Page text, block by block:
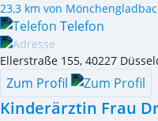
23,3 km von
Telefon
Ellerstraße 155, 40227
Zum Profil
Kinderärztin Frau